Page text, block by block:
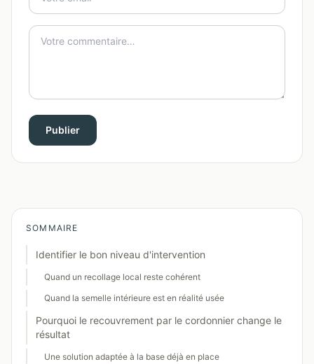
Publier
SOMMAIRE
Identifier le bon niveau d'intervention
Quand un recollage local reste cohérent
Quand la semelle intérieure est en réalité usée
Pourquoi le recouvrement par le cordonnier change le
résultat
Une solution adaptée à la base déjà en place